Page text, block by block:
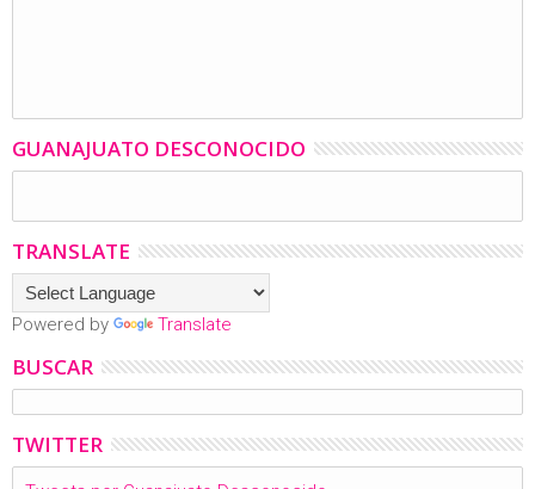
GUANAJUATO DESCONOCIDO
TRANSLATE
Powered by Translate
BUSCAR
TWITTER